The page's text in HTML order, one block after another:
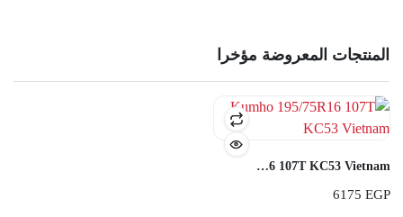
المنتجات المعروضة مؤخرا
Kumho 195/75R16 107T KC53 Vietnam
6175 EGP